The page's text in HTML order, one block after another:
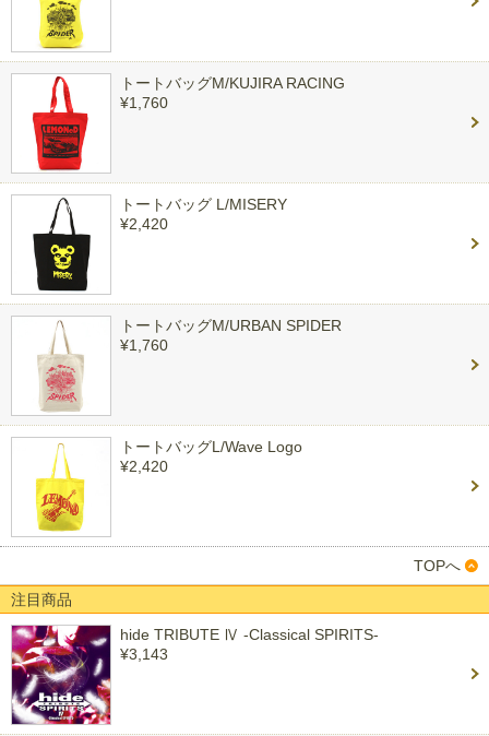
トートバッグM/KUJIRA RACING
¥1,760
トートバッグ L/MISERY
¥2,420
トートバッグM/URBAN SPIDER
¥1,760
トートバッグL/Wave Logo
¥2,420
TOPへ
注目商品
hide TRIBUTE Ⅳ -Classical SPIRITS-
¥3,143